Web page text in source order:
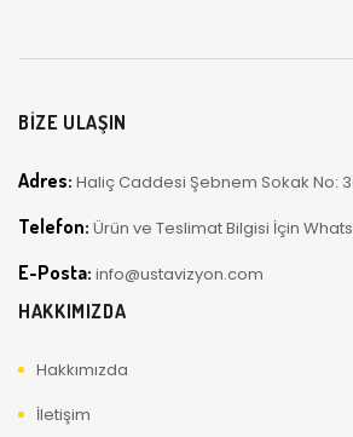
BİZE ULAŞIN
Adres: Haliç Caddesi Şebnem Sokak No:
Telefon: Ürün ve Teslimat Bilgisi İçin
E-Posta: info@ustavizyon.com
HAKKIMIZDA
Hakkımızda
İletişim